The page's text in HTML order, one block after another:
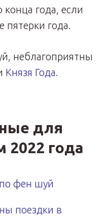
года, если
года.
неблагоприятны
Князя Года.
для
2022 года
поездки в